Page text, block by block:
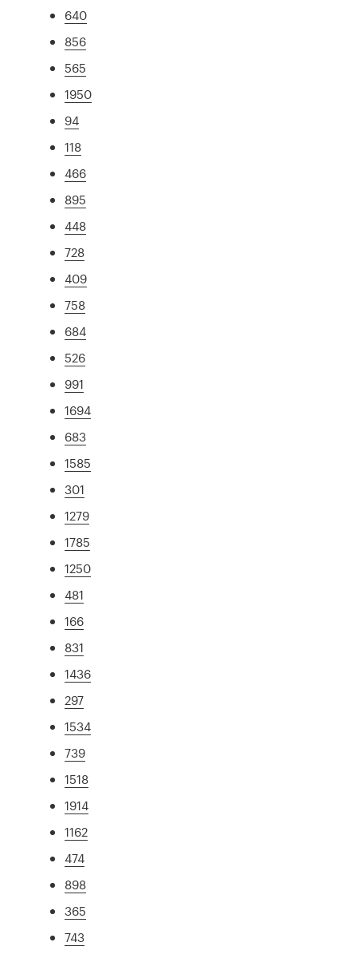
640
856
565
1950
94
118
466
895
448
728
409
758
684
526
991
1694
683
1585
301
1279
1785
1250
481
166
831
1436
297
1534
739
1518
1914
1162
474
898
365
743